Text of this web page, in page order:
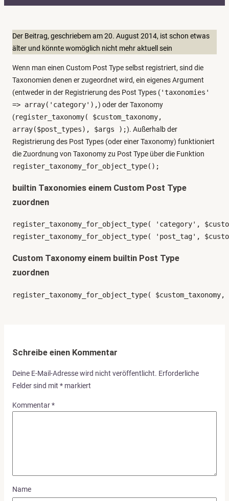
t
g
o
r
i
e
n
Der Beitrag, geschriebem am 20. August 2014, ist schon etwas
älter und könnte womöglich nicht mehr aktuell sein
Wenn man einen Custom Post Type selbst registriert, sind die
Taxonomien denen er zugeordnet wird, ein eigenes Argument
(entweder in der Registrierung des Post Types ('taxonomies'
=> array('category'),) oder der Taxonomy
(register_taxonomy( $custom_taxonomy,
array($post_types), $args );). Außerhalb der
Registrierung des Post Types (oder einer Taxonomy) funktioniert
die Zuordnung von Taxonomy zu Post Type über die Funktion
register_taxonomy_for_object_type();
builtin Taxonomies einem Custom Post Type
zuordnen
register_taxonomy_for_object_type( 'category',
register_taxonomy_for_object_type( 'post_tag',
Custom Taxonomy einem builtin Post Type
zuordnen
register_taxonomy_for_object_type(
Schreibe einen Kommentar
Deine E-Mail-Adresse wird nicht veröffentlicht. Erforderliche
Felder sind mit * markiert
Kommentar*
Name